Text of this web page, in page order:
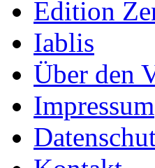
Edition
Iablis
Über den
Impressum